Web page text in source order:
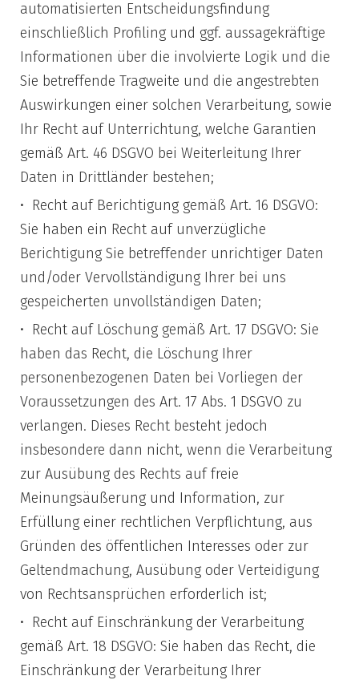
automatisierten Entscheidungsfindung
einschließlich Profiling und ggf. aussagekräftige
Informationen über die involvierte Logik und die
Sie betreffende Tragweite und die angestrebten
Auswirkungen einer solchen Verarbeitung, sowie
Ihr Recht auf Unterrichtung, welche Garantien
gemäß Art. 46 DSGVO bei Weiterleitung Ihrer
Daten in Drittländer bestehen;
Recht auf Berichtigung gemäß Art. 16 DSGVO:
Sie haben ein Recht auf unverzügliche
Berichtigung Sie betreffender unrichtiger Daten
und/oder Vervollständigung Ihrer bei uns
gespeicherten unvollständigen Daten;
Recht auf Löschung gemäß Art. 17 DSGVO: Sie
haben das Recht, die Löschung Ihrer
personenbezogenen Daten bei Vorliegen der
Voraussetzungen des Art. 17 Abs. 1 DSGVO zu
verlangen. Dieses Recht besteht jedoch
insbesondere dann nicht, wenn die Verarbeitung
zur Ausübung des Rechts auf freie
Meinungsäußerung und Information, zur
Erfüllung einer rechtlichen Verpflichtung, aus
Gründen des öffentlichen Interesses oder zur
Geltendmachung, Ausübung oder Verteidigung
von Rechtsansprüchen erforderlich ist;
Recht auf Einschränkung der Verarbeitung
gemäß Art. 18 DSGVO: Sie haben das Recht, die
Einschränkung der Verarbeitung Ihrer